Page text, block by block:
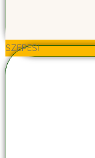
SZEPESI